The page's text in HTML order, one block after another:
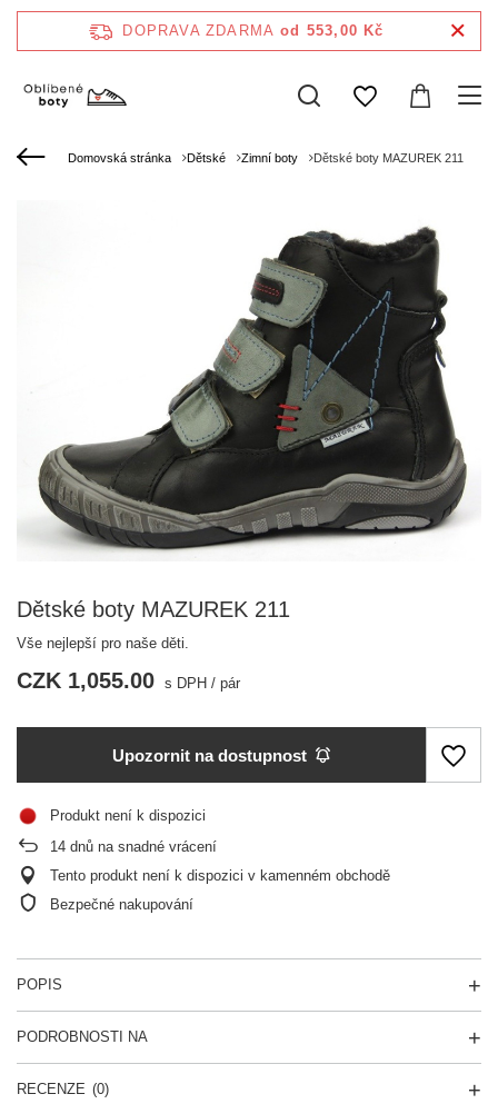
DOPRAVA ZDARMA od 553,00 Kč
Domovská stránka Dětské Zimní boty Dětské boty MAZUREK 211
Dětské boty MAZUREK 211
Vše nejlepší pro naše děti.
CZK 1,055.00 s DPH / pár
Upozornit na dostupnost
Produkt není k dispozici
14 dnů na snadné vrácení
Tento produkt není k dispozici v kamenném obchodě
Bezpečné nakupování
POPIS
PODROBNOSTI NA
RECENZE (0)